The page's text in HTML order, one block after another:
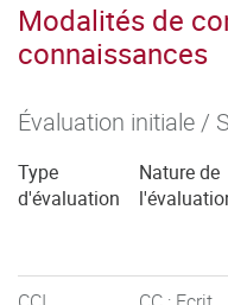
Modalités de
connaissances
Évaluation initiale /
Type
d'évaluation
Nature de